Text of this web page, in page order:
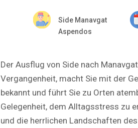
Side Manavgat
Aspendos
Der Ausflug von Side nach
Vergangenheit, macht Sie mit der
bekannt und führt Sie zu Orten
Gelegenheit, dem Alltagsstress zu
und die herrlichen Landschaften